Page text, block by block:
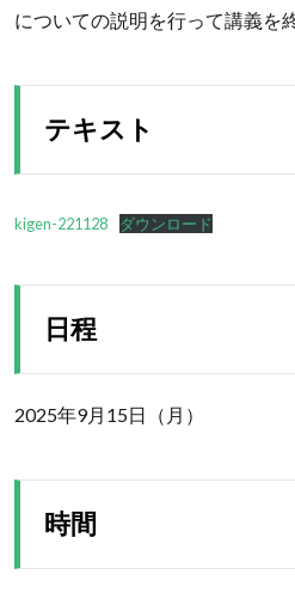
についての説明を行って講義を
テキスト
kigen-221128 ダウンロード
日程
2025年9月15日（月）
時間